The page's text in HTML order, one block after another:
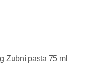
Zubní pasta 75 ml